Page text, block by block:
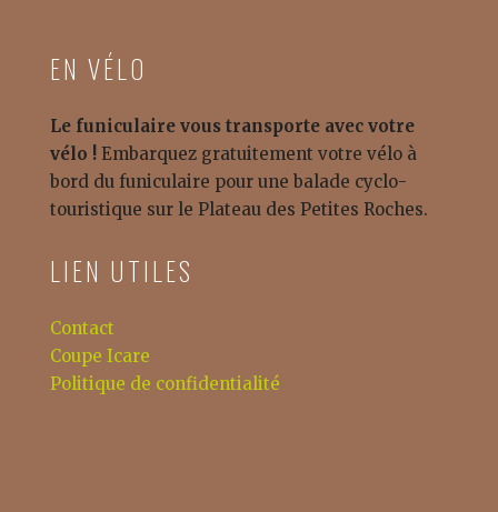
EN VÉLO
Le funiculaire vous transporte avec votre
vélo ! Embarquez gratuitement votre vélo à
bord du funiculaire pour une balade cyclo-
touristique sur le Plateau des Petites Roches.
LIEN UTILES
Contact
Coupe Icare
Politique de confidentialité